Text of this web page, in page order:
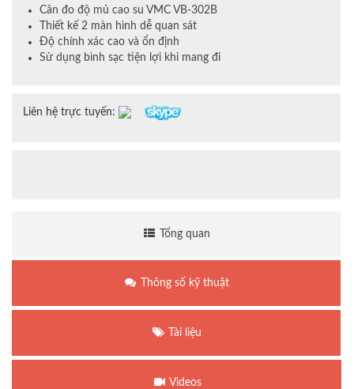
Cân đo độ mủ cao su VMC VB-302B
Thiết kế 2 màn hình dễ quan sát
Độ chính xác cao và ổn định
Sử dụng bình sạc tiện lợi khi mang đi
Liên hệ trực tuyến:
Tổng quan
Thông số kỹ thuật
Tài liệu
Videos